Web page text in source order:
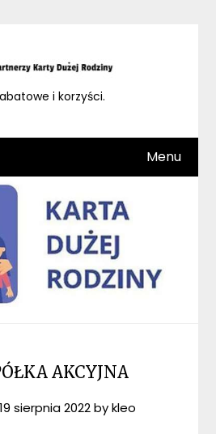
i korzyści.
Menu
AKCYJNA
19 sierpnia 2022bykleo